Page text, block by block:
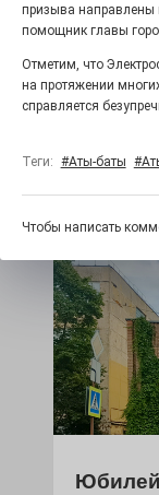
26.07.2026
«С ними
призыва направлены
помощник главы
Отметим, что
на протяжении
справляется
Теги: #Аты-баты
Чтобы написать